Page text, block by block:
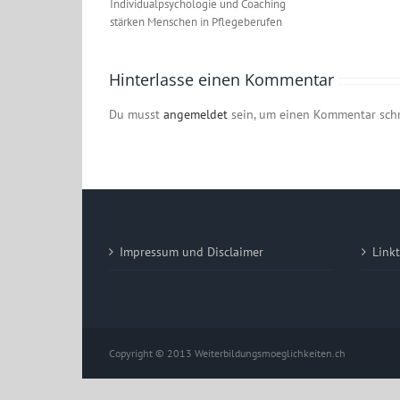
Individualpsychologie und Coaching
stärken Menschen in Pflegeberufen
Hinterlasse einen Kommentar
Du musst angemeldet sein, um einen Kommentar
Impressum und Disclaimer
Copyright © 2013 Weiterbildungsmoeglichkeiten.ch